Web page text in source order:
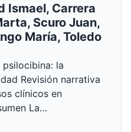
Ismael, Carrera
Scuro Juan,
María, Toledo
la
Revisión narrativa
clínicos en
La…